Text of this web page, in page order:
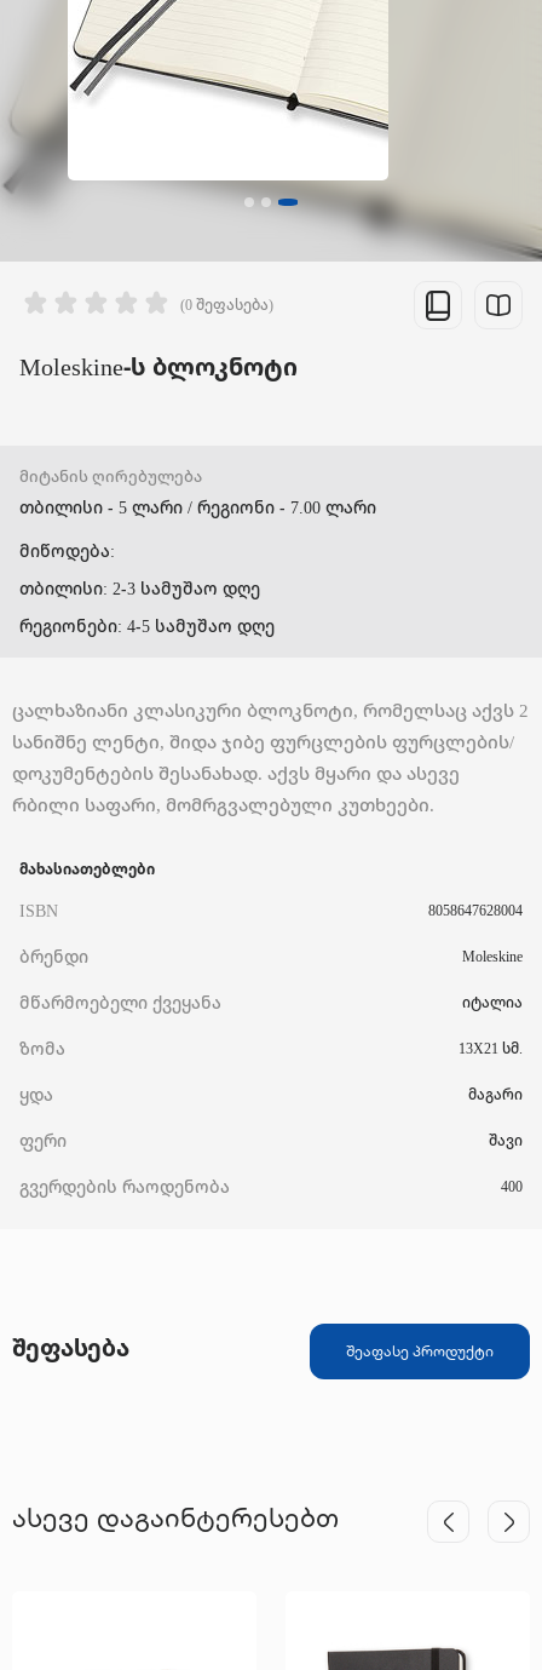
(0 შეფასება)
Moleskine-ს ბლოკნოტი
მიტანის ღირებულება
თბილისი - 5 ლარი / რეგიონი - 7.00 ლარი
მიწოდება:
თბილისი: 2-3 სამუშაო დღე
რეგიონები: 4-5 სამუშაო დღე
ცალხაზიანი კლასიკური ბლოკნოტი, რომელსაც აქვს 2
სანიშნე ლენტი, შიდა ჯიბე ფურცლების ფურცლების/
დოკუმენტების შესანახად. აქვს მყარი და ასევე
რბილი საფარი, მომრგვალებული კუთხეები.
მახასიათებლები
ISBN 8058647628004
ბრენდი Moleskine
მწარმოებელი ქვეყანა იტალია
ზომა 13X21 სმ.
ყდა მაგარი
ფერი შავი
გვერდების რაოდენობა 400
შეფასება შეაფასე პროდუქტი
ასევე დაგაინტერესებთ